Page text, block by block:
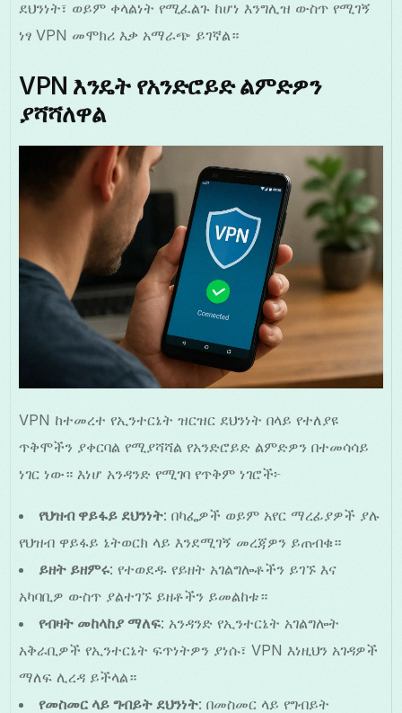
ደህንነት፣ ወይም ቀላልነት የሚፈልጉ ከሆነ እንግሊዝ ውስጥ የሚገኝ
ነፃ VPN መሞክሪ እቃ አማራጭ ይገኛል።
VPN እንዴት የአንድሮይድ ልምድዎን
ያሻሻለዋል
VPN ከተመረተ የኢንተርኔት ዝርዝር ደህንነት በላይ የተለያዩ
ጥቅሞችን ያቀርባል የሚያሻሻል የአንድሮይድ ልምድዎን በተመሳሳይ
ነገር ነው። እነሆ አንዳንድ የሚገባ የጥቅም ነገሮች፦
የህዝብ ዋይፋይ ደህንነት: በካፌዎች ወይም አየር ማረፊያዎች ያሉ
የህዝብ ዋይፋይ ኔትወርክ ላይ እንደሚገኝ መረጃዎን ይጠብቁ።
ይዘት ይዘምሩ: የተወደዱ የይዘት አገልግሎቶችን ይገኙ እና
አካባቢዎ ውስጥ ያልተገኙ ይዘቶችን ይመልከቱ።
የብዛት መከላከያ ማለፍ: አንዳንድ የኢንተርኔት አገልግሎት
አቅራቢዎች የኢንተርኔት ፍጥነትዎን ያነሱ፣ VPN እነዚህን አገዳዎች
ማለፍ ሊረዳ ይችላል።
የመስመር ላይ ግብይት ደህንነት: በመስመር ላይ የግብይት